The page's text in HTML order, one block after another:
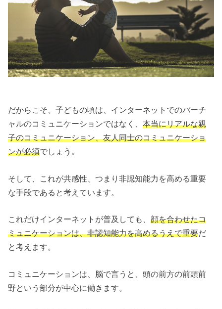
だからこそ、子どもの頃は、インターネットでのバーチ
ャルのコミュニケーションではなく、本当にリアルな親
子のコミュニケーション、友人同士のコミュニケーショ
ンが必須でしょう。
そして、これが共感性、つまり非認知能力を高める重要
な手段であると考えています。
これだけインターネットが普及しても、顔を合わせたコ
ミュニケーションは、非認知能力を高めるうえで重要だ
と考えます。
コミュニケーションは、脳で言うと、頭の前方の前頭前
野という部分が中心に働きます。